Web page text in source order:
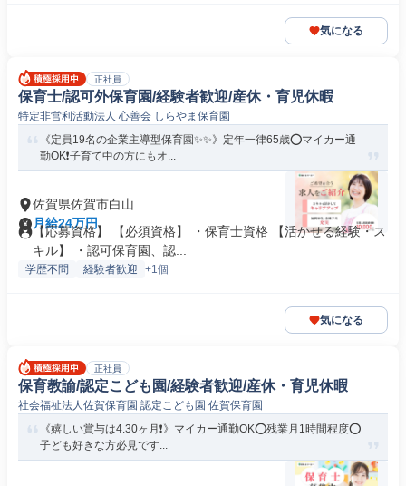
気になる
正社員
保育士/認可外保育園/経験者歓迎/産休・育児休暇
特定非営利活動法人 心善会 しらやま保育園
《定員19名の企業主導型保育園✨✨》定年一律65歳⭕マイカー通
勤OK❗️子育て中の方にもオ...
佐賀県佐賀市白山
月給24万円
【応募資格】 【必須資格】 ・保育士資格 【活かせる経験・ス
キル】 ・認可保育園、認...
学歴不問 経験者歓迎 +1個
気になる
正社員
保育教諭/認定こども園/経験者歓迎/産休・育児休暇
社会福祉法人佐賀保育園 認定こども園 佐賀保育園
《嬉しい賞与は4.30ヶ月❗️》マイカー通勤OK⭕残業月1時間程度⭕
子ども好きな方必見です...